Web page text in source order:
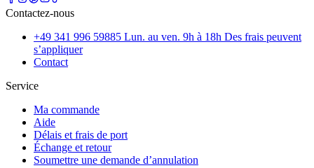
Contactez-nous
+49 341 996 59885 Lun. au ven. 9h à 18h Des frais peuvent
s’appliquer
Contact
Service
Ma commande
Aide
Délais et frais de port
Échange et retour
Soumettre une demande d’annulation